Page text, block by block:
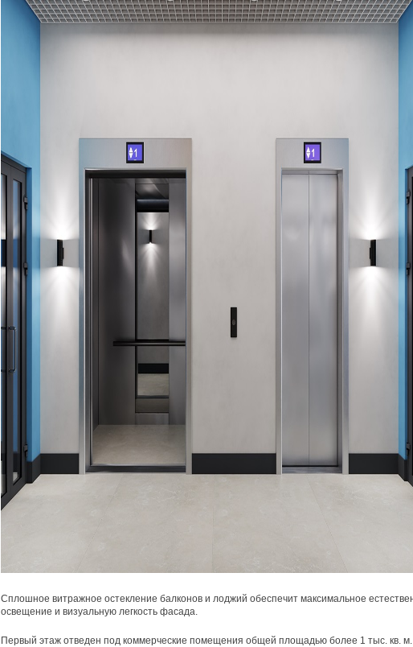
Сплошное витражное остекление балконов и лоджий обеспечит максимальное
освещение и визуальную легкость фасада.
Первый этаж отведен под коммерческие помещения общей площадью более 1 тыс. кв. м.